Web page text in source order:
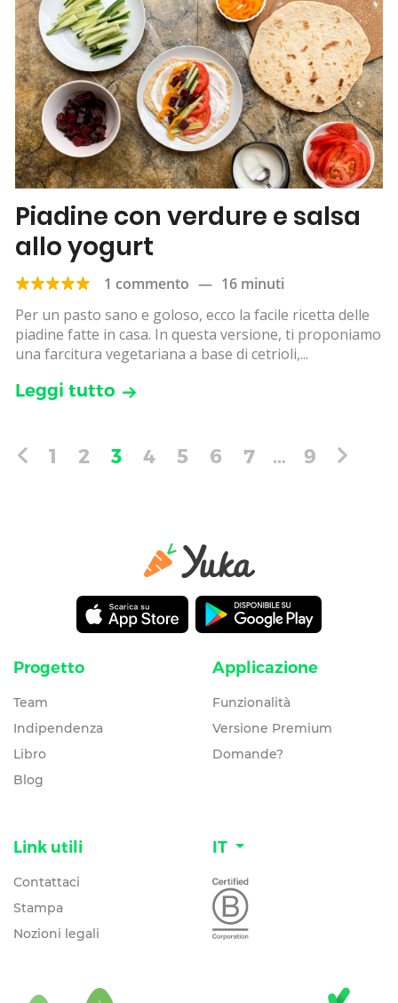
Piadine con verdure e salsa
allo yogurt
1 commento — 16 minuti
Per un pasto sano e goloso, ecco la facile ricetta delle
piadine fatte in casa. In questa versione, ti proponiamo
una farcitura vegetariana a base di cetrioli,...
Leggi tutto
1 2 3 4 5 6 7 … 9
Progetto
Team
Indipendenza
Libro
Blog
Applicazione
Funzionalità
Versione Premium
Domande?
Link utili
Contattaci
Stampa
Nozioni legali
IT